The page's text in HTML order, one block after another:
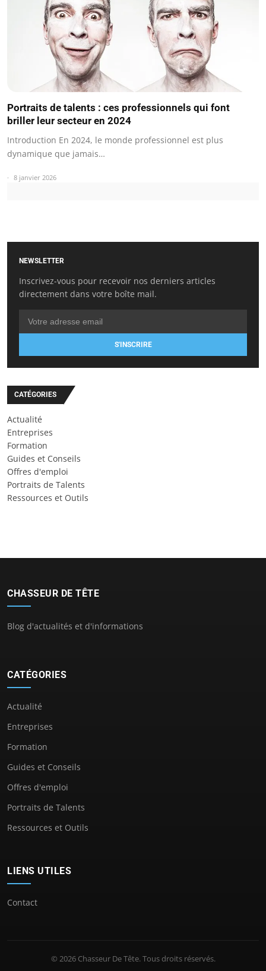
Portraits de talents : ces professionnels qui font
briller leur secteur en 2024
Introduction En 2024, le monde professionnel est plus
dynamique que jamais…
8 janvier 2026
NEWSLETTER
Inscrivez-vous pour recevoir nos derniers articles
directement dans votre boîte mail.
S'INSCRIRE
CATÉGORIES
Actualité
Entreprises
Formation
Guides et Conseils
Offres d'emploi
Portraits de Talents
Ressources et Outils
CHASSEUR DE TÊTE
Blog d'actualités et d'informations
CATÉGORIES
Actualité
Entreprises
Formation
Guides et Conseils
Offres d'emploi
Portraits de Talents
Ressources et Outils
LIENS UTILES
Contact
© 2026 Chasseur De Tête. Tous droits réservés.